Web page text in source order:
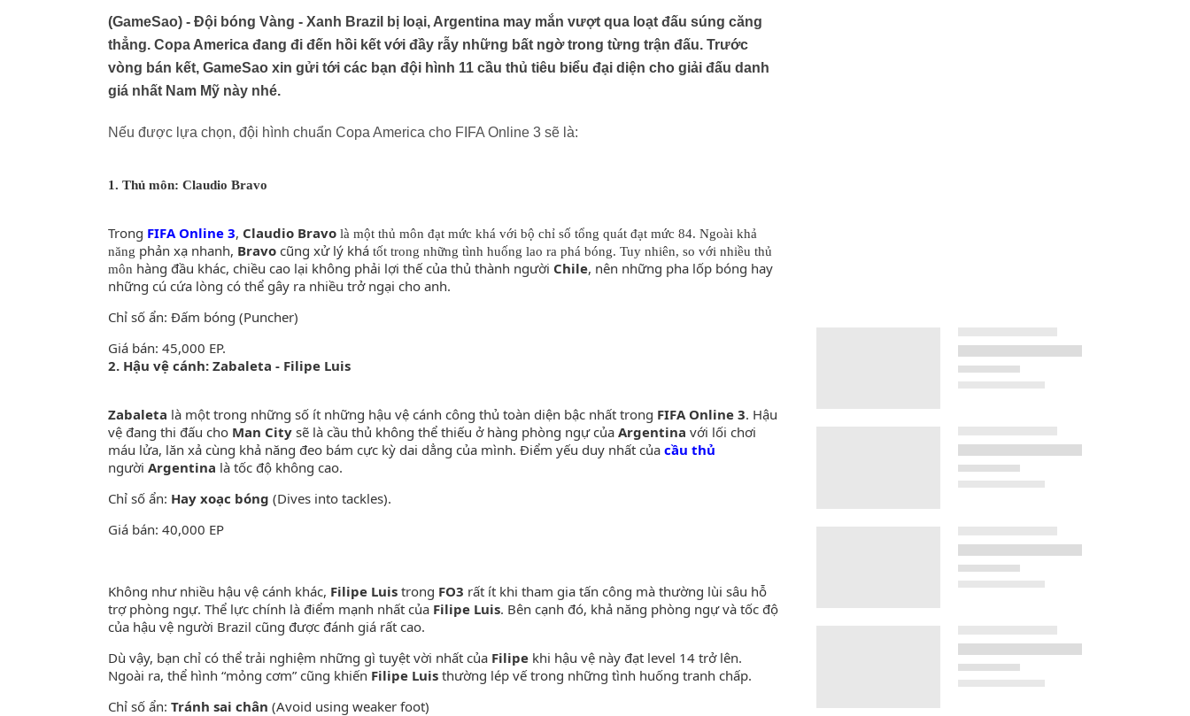
(GameSao) - Đội bóng Vàng - Xanh Brazil bị loại, Argentina may mắn vượt qua loạt đấu súng căng
thẳng. Copa America đang đi đến hồi kết với đầy rẫy những bất ngờ trong từng trận đấu. Trước
vòng bán kết, GameSao xin gửi tới các bạn đội hình 11 cầu thủ tiêu biểu đại diện cho giải đấu danh
giá nhất Nam Mỹ này nhé.
Nếu được lựa chọn, đội hình chuẩn Copa America cho FIFA Online 3 sẽ là:
1. Thủ môn: Claudio Bravo
Trong FIFA Online 3, Claudio Bravo là một thủ môn đạt mức khá với bộ chỉ số tổng quát đạt mức 84. Ngoài khả
năng phản xạ nhanh, Bravo cũng xử lý khá tốt trong những tình huống lao ra phá bóng. Tuy nhiên, so với nhiều thủ
môn hàng đầu khác, chiều cao lại không phải lợi thế của thủ thành người Chile, nên những pha lốp bóng hay
những cú cứa lòng có thể gây ra nhiều trở ngại cho anh.
Chỉ số ẩn: Đấm bóng (Puncher)
Giá bán: 45,000 EP.
2. Hậu vệ cánh: Zabaleta - Filipe Luis
Zabaleta là một trong những số ít những hậu vệ cánh công thủ toàn diện bậc nhất trong FIFA Online 3. Hậu
vệ đang thi đấu cho Man City sẽ là cầu thủ không thể thiếu ở hàng phòng ngự của Argentina với lối chơi
máu lửa, lăn xả cùng khả năng đeo bám cực kỳ dai dẳng của mình. Điểm yếu duy nhất của cầu thủ
người Argentina là tốc độ không cao.
Chỉ số ẩn: Hay xoạc bóng (Dives into tackles).
Giá bán: 40,000 EP
Không như nhiều hậu vệ cánh khác, Filipe Luis trong FO3 rất ít khi tham gia tấn công mà thường lùi sâu hỗ
trợ phòng ngự. Thể lực chính là điểm mạnh nhất của Filipe Luis. Bên cạnh đó, khả năng phòng ngự và tốc độ
của hậu vệ người Brazil cũng được đánh giá rất cao.
Dù vậy, bạn chỉ có thể trải nghiệm những gì tuyệt vời nhất của Filipe khi hậu vệ này đạt level 14 trở lên.
Ngoài ra, thể hình “mỏng cơm” cũng khiến Filipe Luis thường lép vế trong những tình huống tranh chấp.
Chỉ số ẩn: Tránh sai chân (Avoid using weaker foot)